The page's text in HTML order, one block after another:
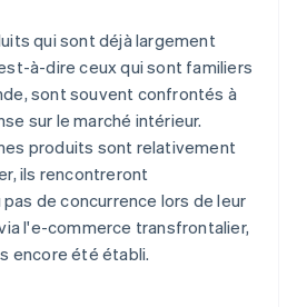
qui sont déjà largement
à-dire ceux qui sont familiers
sont souvent confrontés à
sur le marché intérieur.
produits sont relativement
ils rencontreront
de concurrence lors de leur
l'e-commerce transfrontalier,
encore été établi.